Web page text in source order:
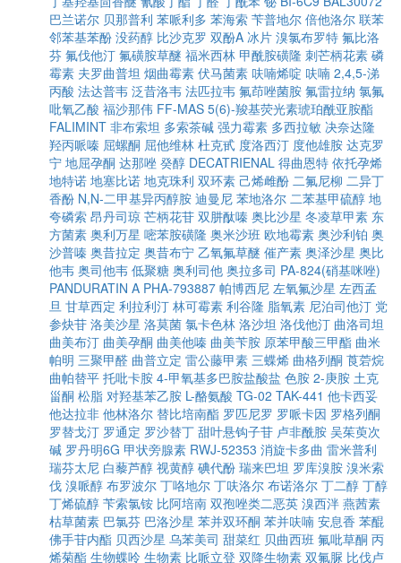
巴兰诺尔 贝那普利 苯哌利多 苯海索 苄普地尔 倍他洛尔 联苯
邻苯基苯酚 没药醇 比沙克罗 双酚A 冰片 溴氯布罗特 氟比洛
芬 氟伐他汀 氟磺胺草醚 福米西林 甲酰胺磺隆 刺芒柄花素 磷
霉素 夫罗曲普坦 烟曲霉素 伏马菌素 呋喃烯啶 呋喃 2,4,5-涕
丙酸 法达普韦 泛昔洛韦 法匹拉韦 氟茚唑菌胺 氟雷拉纳 氯氟
吡氧乙酸 福沙那伟 FF-MAS 5(6)-羧基荧光素琥珀酰亚胺酯
FALIMINT 非布索坦 多索茶碱 强力霉素 多西拉敏 决奈达隆
羟丙哌嗪 屈螺酮 屈他维林 杜克甙 度洛西汀 度他雄胺 达克罗
宁 地屈孕酮 达那唑 癸醇 DECATRIENAL 得曲恩特 依托孕烯
地特诺 地塞比诺 地克珠利 双环素 己烯雌酚 二氟尼柳 二异丁
香酚 N,N-二甲基异丙醇胺 迪曼尼 苯地洛尔 二苯基甲硫醇 地
夸磷索 昂丹司琼 芒柄花苷 双肼酞嗪 奥比沙星 冬凌草甲素 东
方菌素 奥利万星 嘧苯胺磺隆 奥米沙班 欧地霉素 奥沙利铂 奥
沙普嗪 奥昔拉定 奥昔布宁 乙氧氟草醚 催产素 奥泽沙星 奥比
他韦 奥司他韦 低聚糖 奥利司他 奥拉多司 PA-824(硝基咪唑)
PANDURATIN A PHA-793887 帕博西尼 左氧氟沙星 左西孟
旦 甘草西定 利拉利汀 林可霉素 利谷隆 脂氧素 尼泊司他汀 党
参炔苷 洛美沙星 洛莫菌 氯卡色林 洛沙坦 洛伐他汀 曲洛司坦
曲美布汀 曲美孕酮 曲美他嗪 曲美苄胺 原苯甲酸三甲酯 曲米
帕明 三聚甲醛 曲普立定 雷公藤甲素 三蝶烯 曲格列酮 莨菪烷
曲帕替平 托吡卡胺 4-甲氧基多巴胺盐酸盐 色胺 2-庚胺 土克
甾酮 松脂 对羟基苯乙胺 L-酪氨酸 TG-02 TAK-441 他卡西妥
他达拉非 他林洛尔 替比培南酯 罗匹尼罗 罗哌卡因 罗格列酮
罗替戈汀 罗通定 罗沙替丁 甜叶悬钩子苷 卢非酰胺 吴茱萸次
碱 罗丹明6G 甲状旁腺素 RWJ-52353 消旋卡多曲 雷米普利
瑞芬太尼 白藜芦醇 视黄醇 碘代酚 瑞来巴坦 罗库溴胺 溴米索
伐 溴哌醇 布罗波尔 丁咯地尔 丁呋洛尔 布诺洛尔 丁二醇 丁醇
丁烯硫醇 苄索氯铵 比阿培南 双孢唑类二恶英 溴西泮 燕茜素
枯草菌素 巴氯芬 巴洛沙星 苯并双环酮 苯并呋喃 安息香 苯醌
佛手苷内酯 贝西沙星 乌苯美司 甜菜红 贝曲西班 氟吡草酮 丙
烯菊酯 生物蝶呤 生物素 比哌立登 双降生物素 双氟脲 比伐卢